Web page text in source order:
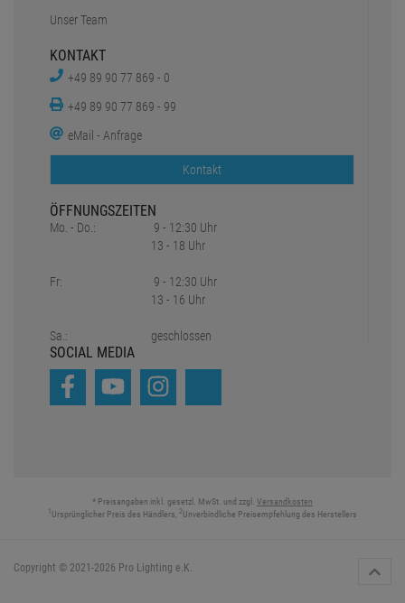
Unser Team
KONTAKT
+49 89 90 77 869 - 0
+49 89 90 77 869 - 99
eMail - Anfrage
Kontakt
ÖFFNUNGSZEITEN
Mo. - Do.:
Fr:
Sa.:
9 - 12:30 Uhr
13 - 18 Uhr
9 - 12:30 Uhr
13 - 16 Uhr
geschlossen
SOCIAL MEDIA
* Preisangaben inkl. gesetzl. MwSt. und zzgl. Versandkosten
Ursprünglicher Preis des Händlers, 2 Unverbindliche Preisempfehlung des Herstellers
Copyright © 2021-2026 Pro Lighting e.K.